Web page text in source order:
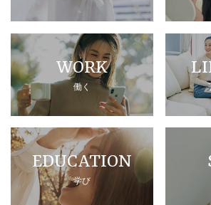
WORK
働く
EDUCATION
学び